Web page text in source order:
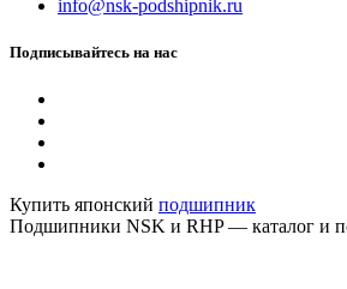
info@nsk-podshipnik.ru
Подписывайтесь на нас
Купить японский подшипник
Подшипники NSK и RHP — каталог и